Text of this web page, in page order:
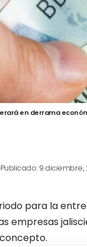
en derrama
Publicado: 9 diciembre,
para la
empresas